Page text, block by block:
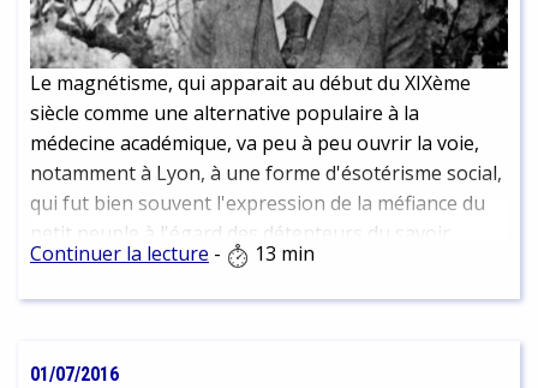
Le magnétisme, qui apparait au début du XIXème
siècle comme une alternative populaire à la
médecine académique, va peu à peu ouvrir la voie,
notamment à Lyon, à une forme d'ésotérisme social,
qui fut bien souvent l'expression de la méfiance du
petit peuple à l'égard des détenteurs du savoir
officiel.
Continuer la lecture - 13 min
01/07/2016